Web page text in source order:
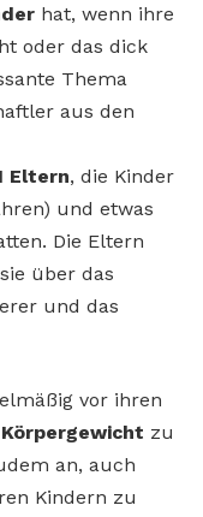
hat, wenn ihre
oder das dick
Thema
aus den
Eltern, die Kinder
und etwas
Die Eltern
über das
und das
vor ihren
Körpergewicht zu
an, auch
Kindern zu